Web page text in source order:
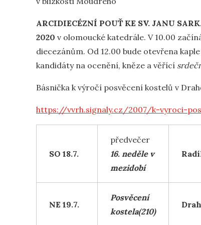
ARCIDIECÉZNÍ POUŤ KE SV. JANU
2020 v olomoucké katedrále. V 10.00
diecezánům. Od 12.00 bude otevřena
kandidáty na ocenění, kněze a věřící
Básnička k výročí posvěcení kostelů v
https://vvrh.signaly.cz/2007/k-vyroci-
SO 18.7.
předvečer
16. neděle v
mezidobí
NE 19.7.
Posvěcení
kostela(210)